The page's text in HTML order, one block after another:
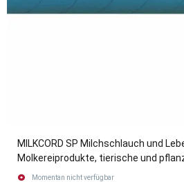
MILKCORD SP Milchschlauch und
Molkereiprodukte, tierische und
Momentan nicht verfügbar